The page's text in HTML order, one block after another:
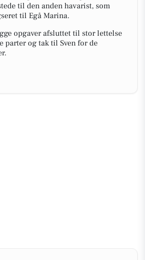
til den anden havarist, som
til Egå Marina.
opgaver afsluttet til stor lettelse
parter og tak til Sven for de